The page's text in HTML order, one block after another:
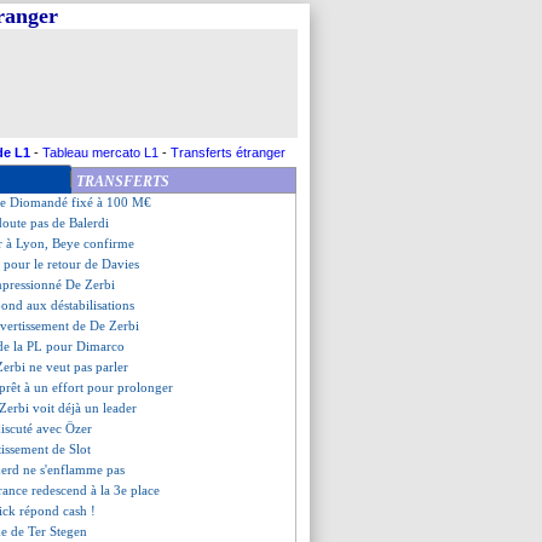
L1 - Tableau mercato L1 - Transferts étranger
TRANSFERTS
contre Nice
le vrai Isak
le changement de coach
Diomandé fixé à 100 M€
pas de Balerdi
à Lyon, Beye confirme
pour le retour de Davies
De Zerbi
aux déstabilisations
de De Zerbi
la PL pour Dimarco
ne veut pas parler
à un effort pour prolonger
voit déjà un leader
avec Özer
de Slot
ne s'enflamme pas
redescend à la 3e place
répond cash !
de Ter Stegen